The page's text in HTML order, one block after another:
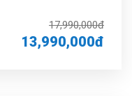
17,990,000đ
13,990,000đ